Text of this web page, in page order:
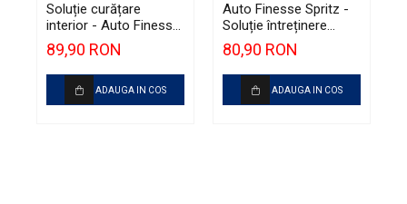
Soluție curățare
interior - Auto Finesse
Total (500ml)
89,90 RON
ADAUGA IN COS
Auto Finesse Spritz -
Soluție întreținere
interior și protecție
plastice, efect
antistatic (500ml)
80,90 RON
ADAUGA IN COS